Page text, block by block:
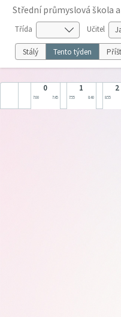
Střední průmyslová škola
Třída Učitel
Stálý Tento týden
0
7:00 7:45
1
7:55 8:40
2
8:55